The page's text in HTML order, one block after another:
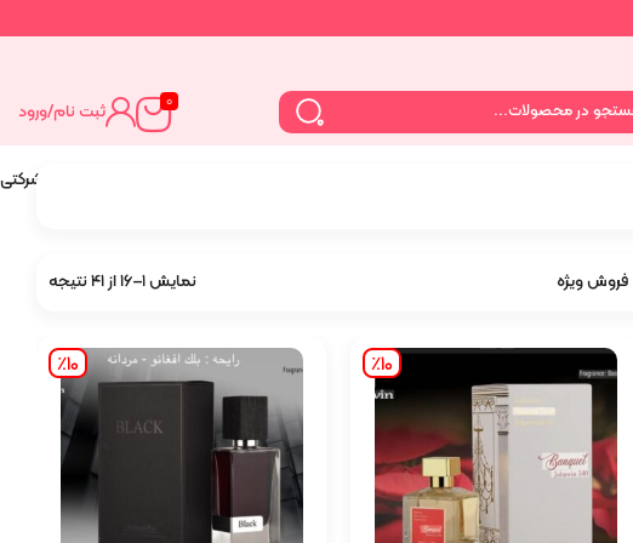
0 ثبت نام/ورود
عطر و ادکلن مردانه شرکتی
فروش ویژه نمایش 1–16 از 41 نتیجه
٪10 ٪10